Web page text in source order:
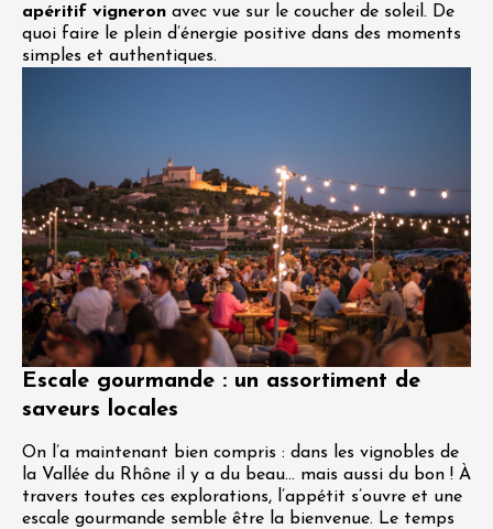
apéritif vigneron avec vue sur le coucher de soleil. De
quoi faire le plein d’énergie positive dans des moments
simples et authentiques.
Escale gourmande : un assortiment de
saveurs locales
On l’a maintenant bien compris : dans les vignobles de
la Vallée du Rhône il y a du beau… mais aussi du bon ! À
travers toutes ces explorations, l’appétit s’ouvre et une
escale gourmande semble être la bienvenue. Le temps